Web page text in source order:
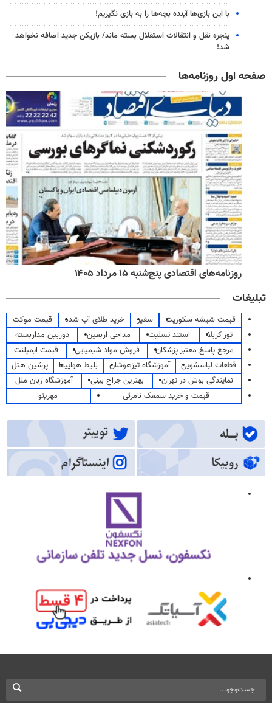
با این بازی‌ها آینده بچه‌ها را به بازی نگیریم!
پنجره‌ نقل و انتقالات استقلال بسته ماند/ بازیکن جدید اضافه نخواهد
شد!
صفحه اول روزنامه‌ها
روزنامه‌های اقتصادی پنج‌شنبه ۱۵ مرداد ۱۴۰۵
تبلیغات
قیمت شیشه سکوریت سفیر خرید طلای آب شده
قیمت موکت
تور کربلا
استند تسلیت مداحی اربعین
دوربین مداربسته
مرجع پاسخ معتبر پزشکان
فروش مواد شیمیایی
قیمت ایمپلنت
قطعات لباسشویی
آموزشگاه تیزهوشان بلیط هواپیما
پرشین هتل
نمایندگی بوش در تهران
بهترین جراح بینی
آموزشگاه زبان ملل
قیمت و خرید سمعک نامرئی
مهرینو